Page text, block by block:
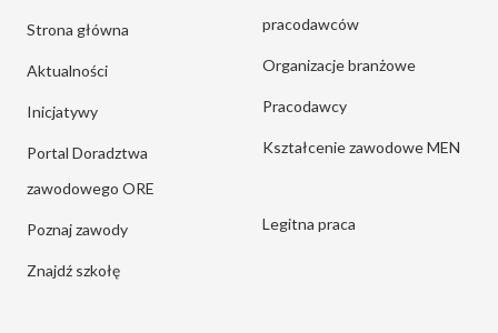
Strona główna
Aktualności
Inicjatywy
Portal Doradztwa
zawodowego ORE
Poznaj zawody
Znajdź szkołę
pracodawców
Organizacje branżowe
Pracodawcy
Kształcenie zawodowe MEN
Legitna praca